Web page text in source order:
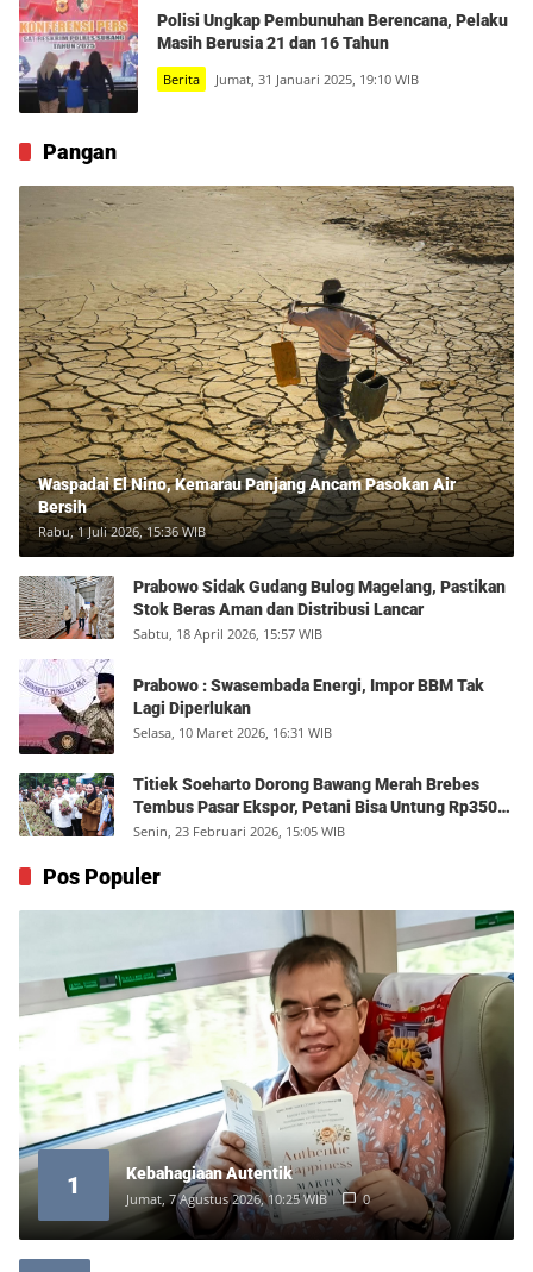
Polisi Ungkap Pembunuhan Berencana, Pelaku
Masih Berusia 21 dan 16 Tahun
Berita Jumat, 31 Januari 2025, 19:10 WIB
Pangan
Waspadai El Nino, Kemarau Panjang Ancam Pasokan Air
Bersih
Rabu, 1 Juli 2026, 15:36 WIB
Prabowo Sidak Gudang Bulog Magelang, Pastikan
Stok Beras Aman dan Distribusi Lancar
Sabtu, 18 April 2026, 15:57 WIB
Prabowo : Swasembada Energi, Impor BBM Tak
Lagi Diperlukan
Selasa, 10 Maret 2026, 16:31 WIB
Titiek Soeharto Dorong Bawang Merah Brebes
Tembus Pasar Ekspor, Petani Bisa Untung Rp350
Juta per Hektare
Senin, 23 Februari 2026, 15:05 WIB
Pos Populer
1 Kebahagiaan Autentik
Jumat, 7 Agustus 2026, 10:25 WIB 0